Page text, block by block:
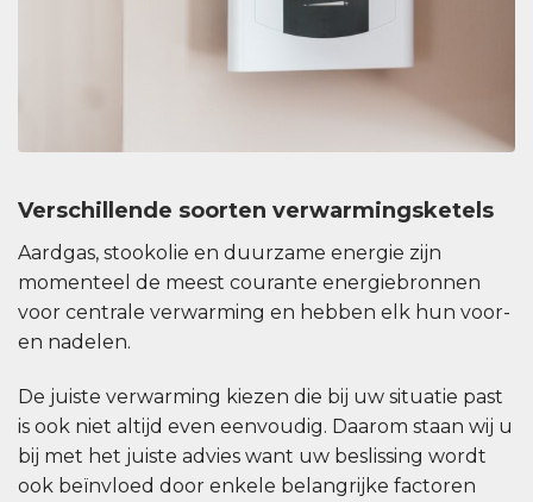
Verschillende soorten verwarmingsketels
Aardgas, stookolie en duurzame energie zijn
momenteel de meest courante energiebronnen
voor centrale verwarming en hebben elk hun voor-
en nadelen.
De juiste verwarming kiezen die bij uw situatie past
is ook niet altijd even eenvoudig. Daarom staan wij u
bij met het juiste advies want uw beslissing wordt
ook beïnvloed door enkele belangrijke factoren